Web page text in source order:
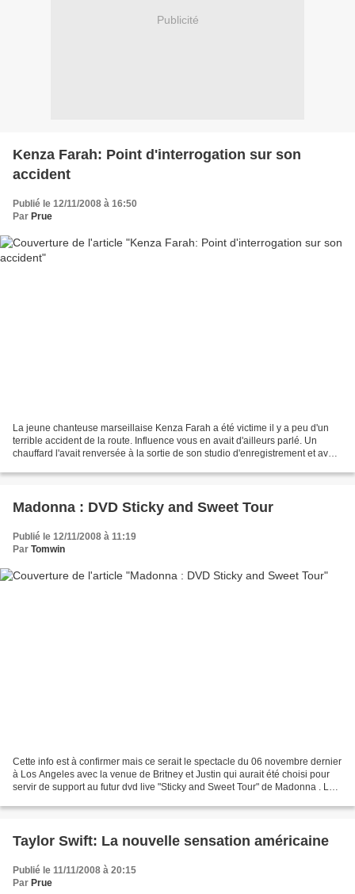
Publicité
Kenza Farah: Point d'interrogation sur son
accident
Publié le 12/11/2008 à 16:50
Par Prue
La jeune chanteuse marseillaise Kenza Farah a été victime il y a peu d'un
terrible accident de la route. Influence vous en avait d'ailleurs parlé. Un
chauffard l'avait renversée à la sortie de son studio d'enregistrement et avait
Madonna : DVD Sticky and Sweet Tour
Publié le 12/11/2008 à 11:19
Par Tomwin
Cette info est à confirmer mais ce serait le spectacle du 06 novembre dernier
à Los Angeles avec la venue de Britney et Justin qui aurait été choisi pour
servir de support au futur dvd live "Sticky and Sweet Tour" de Madonna . Le
Taylor Swift: La nouvelle sensation américaine
Publié le 11/11/2008 à 20:15
Par Prue